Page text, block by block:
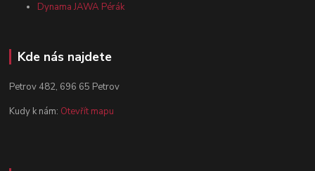
Dynama JAWA Pérák
Kde nás najdete
Petrov 482, 696 65 Petrov
Kudy k nám: Otevřít mapu